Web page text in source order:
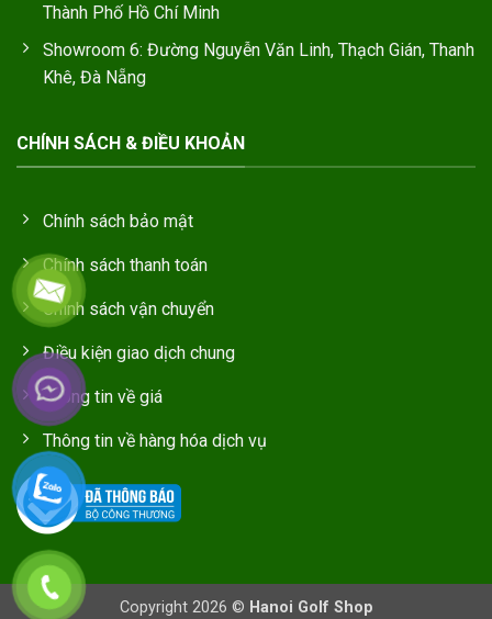
Thành Phố Hồ Chí Minh
Showroom 6: Đường Nguyễn Văn Linh, Thạch Gián, Thanh
Khê, Đà Nẵng
CHÍNH SÁCH & ĐIỀU KHOẢN
Chính sách bảo mật
Chính sách thanh toán
Chính sách vận chuyển
Điều kiện giao dịch chung
Thông tin về giá
Thông tin về hàng hóa dịch vụ
Copyright 2026 © Hanoi Golf Shop